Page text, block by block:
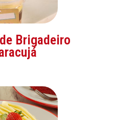
Brigadeiro